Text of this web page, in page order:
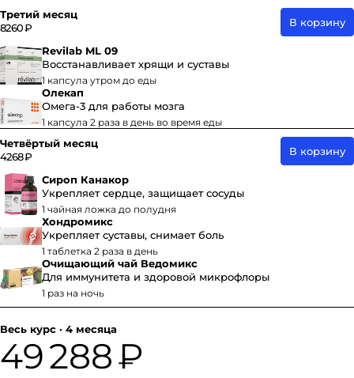
Третий месяц
8260 ₽
В корзину
Revilab ML 09
Восстанавливает хрящи и суставы
1 капсула утром до еды
Олекап
Омега-3 для работы мозга
1 капсула 2 раза в день во время еды
Четвёртый месяц
4268 ₽
В корзину
Сироп Канакор
Укрепляет сердце, защищает сосуды
1 чайная ложка до полудня
Хондромикс
Укрепляет суставы, снимает боль
1 таблетка 2 раза в день
Очищающий чай Ведомикс
Для иммунитета и здоровой микрофлоры
1 раз на ночь
Весь курс · 4 месяца
49 288 ₽